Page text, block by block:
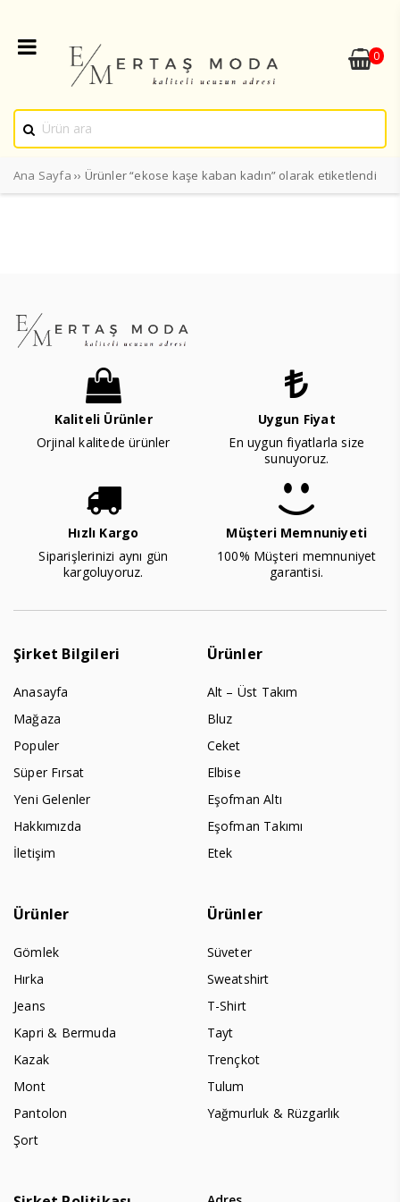
0
Ana Sayfa ›› Ürünler “ekose kaşe kaban kadın” olarak etiketlendi
Kaliteli Ürünler
Orjinal kalitede ürünler
Uygun Fiyat
En uygun fiyatlarla size
sunuyoruz.
Hızlı Kargo
Siparişlerinizi aynı gün
kargoluyoruz.
Müşteri Memnuniyeti
100% Müşteri memnuniyet
garantisi.
Şirket Bilgileri
Anasayfa
Mağaza
Populer
Süper Fırsat
Yeni Gelenler
Hakkımızda
İletişim
Ürünler
Alt – Üst Takım
Bluz
Ceket
Elbise
Eşofman Altı
Eşofman Takımı
Etek
Ürünler
Gömlek
Hırka
Jeans
Kapri & Bermuda
Kazak
Mont
Pantolon
Şort
Ürünler
Süveter
Sweatshirt
T-Shirt
Tayt
Trençkot
Tulum
Yağmurluk & Rüzgarlık